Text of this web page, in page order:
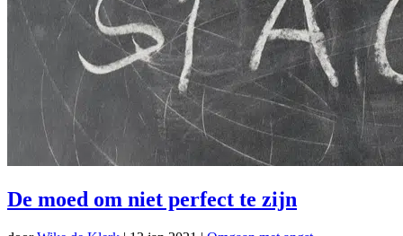
De moed om niet perfect te zijn